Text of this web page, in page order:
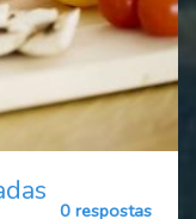
0 respostas